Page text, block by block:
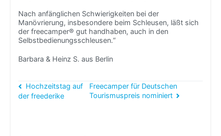
Nach anfänglichen Schwierigkeiten bei der
Manövrierung, insbesondere beim Schleusen, läßt sich
der freecamper® gut handhaben, auch in den
Selbstbedienungsschleusen.“
Barbara & Heinz S. aus Berlin
Beitragsnavigation
Hochzeitstag auf
der freederike
Freecamper für Deutschen
Tourismuspreis nominiert